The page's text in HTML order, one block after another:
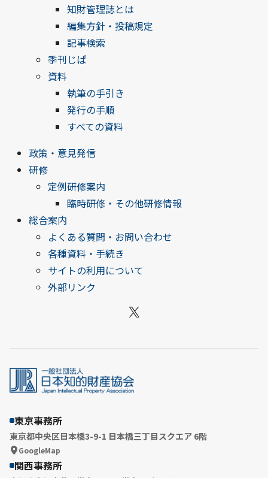
知財管理誌とは
編集方針・投稿規定
記事検索
季刊じぱ
資料
執筆の手引き
発行の手順
すべての資料
政策・意見発信
研修
定例研修案内
臨時研修・その他研修情報
総合案内
よくある質問・お問い合わせ
各種資料・手続き
サイトの利用について
外部リンク
X
東京事務所
東京都中央区日本橋3-9-1 日本橋三丁目スクエア 6階
GoogleMap
関西事務所